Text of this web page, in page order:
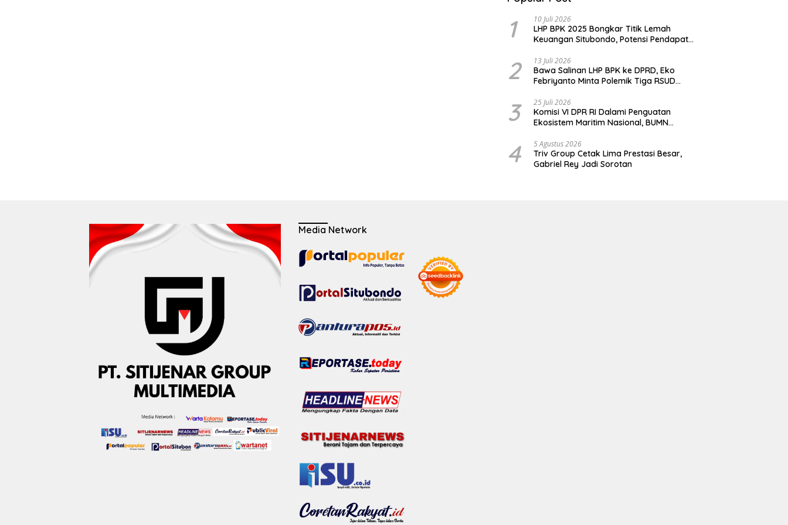
1 10 Juli 2026
LHP BPK 2025 Bongkar Titik Lemah
Keuangan Situbondo, Potensi Pendapatan
2 13 Juli 2026
Bawa Salinan LHP BPK ke DPRD, Eko
Febriyanto Minta Polemik Tiga RSUD
Opini
3 25 Juli 2026
Komisi VI DPR RI Dalami Penguatan
Ekosistem Maritim Nasional, BUMN
Surabaya
4 5 Agustus 2026
Triv Group Cetak Lima Prestasi Besar,
Gabriel Rey Jadi Sorotan
Media Network